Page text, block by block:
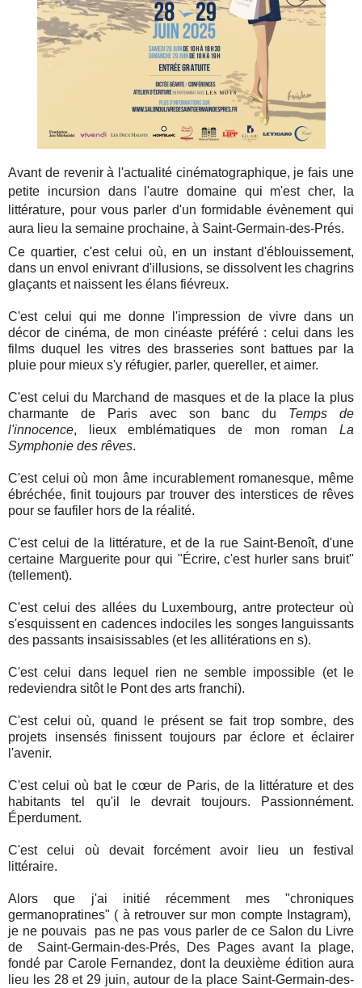
Avant de revenir à l'actualité cinématographique, je fais une
petite incursion dans l'autre domaine qui m'est cher, la
littérature, pour vous parler d'un formidable évènement qui
aura lieu la semaine prochaine, à Saint-Germain-des-Prés.
Ce quartier, c'est celui où, en un instant d'éblouissement,
dans un envol enivrant d'illusions, se dissolvent les chagrins
glaçants et naissent les élans fiévreux.
C'est celui qui me donne l'impression de vivre dans un
décor de cinéma, de mon cinéaste préféré : celui dans les
films duquel les vitres des brasseries sont battues par la
pluie pour mieux s'y réfugier, parler, quereller, et aimer.
C'est celui du Marchand de masques et de la place la plus
charmante de Paris avec son banc du Temps de
l'innocence, lieux emblématiques de mon roman La
Symphonie des rêves.
C'est celui où mon âme incurablement romanesque, même
ébréchée, finit toujours par trouver des interstices de rêves
pour se faufiler hors de la réalité.
C'est celui de la littérature, et de la rue Saint-Benoît, d'une
certaine Marguerite pour qui "Écrire, c'est hurler sans bruit"
(tellement).
C'est celui des allées du Luxembourg, antre protecteur où
s'esquissent en cadences indociles les songes languissants
des passants insaisissables (et les allitérations en s).
C'est celui dans lequel rien ne semble impossible (et le
redeviendra sitôt le Pont des arts franchi).
C'est celui où, quand le présent se fait trop sombre, des
projets insensés finissent toujours par éclore et éclairer
l'avenir.
C'est celui où bat le cœur de Paris, de la littérature et des
habitants tel qu'il le devrait toujours. Passionnément.
Éperdument.
C'est celui où devait forcément avoir lieu un festival
littéraire.
Alors que j'ai initié récemment mes "chroniques
germanopratines" ( à retrouver sur mon compte Instagram),
je ne pouvais pas ne pas vous parler de ce Salon du Livre
de Saint-Germain-des-Prés, Des Pages avant la plage,
fondé par Carole Fernandez, dont la deuxième édition aura
lieu les 28 et 29 juin, autour de la place Saint-Germain-des-